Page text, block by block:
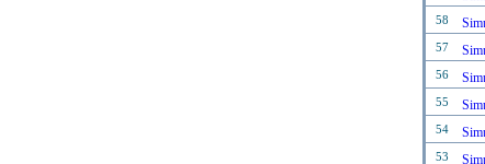
58
57
56
55
54
53